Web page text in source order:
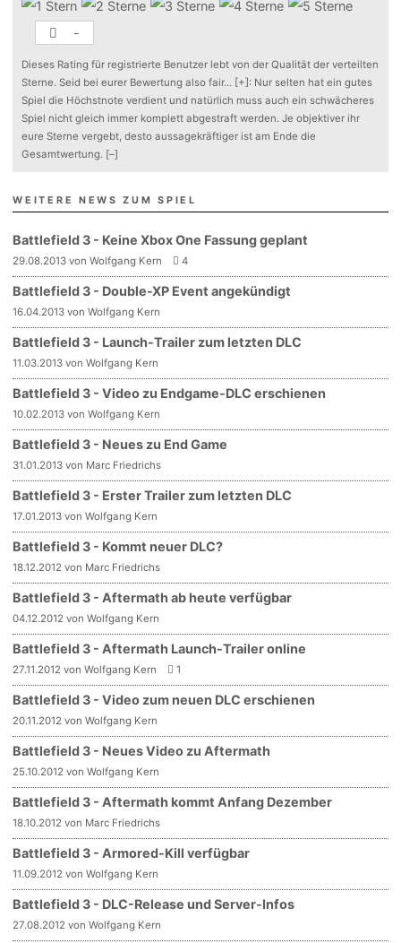
-
Dieses Rating für registrierte Benutzer lebt von der Qualität der verteilten
Sterne. Seid bei eurer Bewertung also fair... [+] : Nur selten hat ein gutes
Spiel die Höchstnote verdient und natürlich muss auch ein schwächeres
Spiel nicht gleich immer komplett abgestraft werden. Je objektiver ihr
eure Sterne vergebt, desto aussagekräftiger ist am Ende die
Gesamtwertung. [–]
WEITERE NEWS ZUM SPIEL
Battlefield 3 - Keine Xbox One Fassung geplant
29.08.2013 von Wolfgang Kern 4
Battlefield 3 - Double-XP Event angekündigt
16.04.2013 von Wolfgang Kern
Battlefield 3 - Launch-Trailer zum letzten DLC
11.03.2013 von Wolfgang Kern
Battlefield 3 - Video zu Endgame-DLC erschienen
10.02.2013 von Wolfgang Kern
Battlefield 3 - Neues zu End Game
31.01.2013 von Marc Friedrichs
Battlefield 3 - Erster Trailer zum letzten DLC
17.01.2013 von Wolfgang Kern
Battlefield 3 - Kommt neuer DLC?
18.12.2012 von Marc Friedrichs
Battlefield 3 - Aftermath ab heute verfügbar
04.12.2012 von Wolfgang Kern
Battlefield 3 - Aftermath Launch-Trailer online
27.11.2012 von Wolfgang Kern 1
Battlefield 3 - Video zum neuen DLC erschienen
20.11.2012 von Wolfgang Kern
Battlefield 3 - Neues Video zu Aftermath
25.10.2012 von Wolfgang Kern
Battlefield 3 - Aftermath kommt Anfang Dezember
18.10.2012 von Marc Friedrichs
Battlefield 3 - Armored-Kill verfügbar
11.09.2012 von Wolfgang Kern
Battlefield 3 - DLC-Release und Server-Infos
27.08.2012 von Wolfgang Kern